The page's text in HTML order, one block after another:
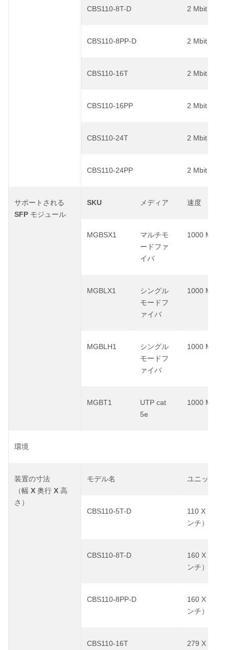
CBS110-8T-D 2 Mbit
CBS110-8PP-D 2 Mbit
CBS110-16T 2 Mbit
CBS110-16PP 2 Mbit
CBS110-24T 2 Mbit
CBS110-24PP 2 Mbit
サポートされる
SFP モジュール
SKU メディア 速度
MGBSX1
マルチモ
ードファ
イバ
1000 Mbps
MGBLX1
シングル
モードフ
ァイバ
1000 Mbps
MGBLH1
シングル
モードフ
ァイバ
1000 Mbps
MGBT1
UTP cat
5e
1000 Mbps
環境
装置の寸法
（幅 X 奥行 X 高
さ）
モデル名 ユニットの
CBS110-5T-D 110 X 100 X
ンチ）
CBS110-8T-D 160 X 104
ンチ）
CBS110-8PP-D 160 X 129
ンチ）
CBS110-16T 279 X 170